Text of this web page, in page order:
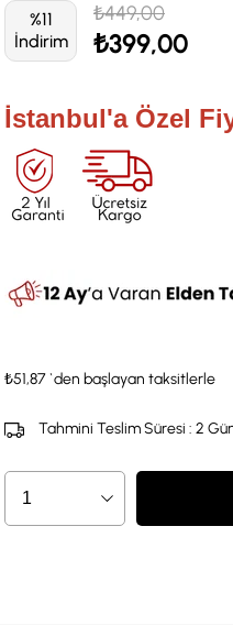
%11
İndirim
₺449,00
₺399,00
İstanbul'a Özel
₺51,87 `den başlayan taksitlerle
Tahmini Teslim Süresi : 2